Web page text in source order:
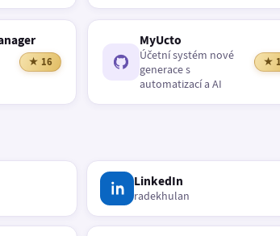
★ 16
MyUcto
Účetní systém nové
generace s
automatizací a AI
★
LinkedIn
radekhulan